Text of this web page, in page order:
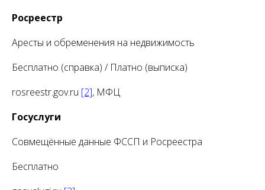
Росреестр
Аресты и обременения на недвижимость
Бесплатно (справка) / Платно (выписка)
rosreestr.gov.ru [2], МФЦ
Госуслуги
Совмещённые данные ФССП и Росреестра
Бесплатно